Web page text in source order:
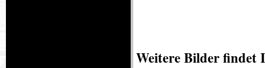
Weitere Bilder findet